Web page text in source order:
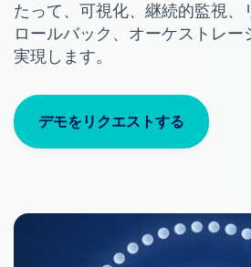
たって、可視化、継続的監視、
ロールバック、オーケストレー
実現します。
デモをリクエストする